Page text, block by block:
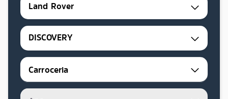
Land Rover
DISCOVERY